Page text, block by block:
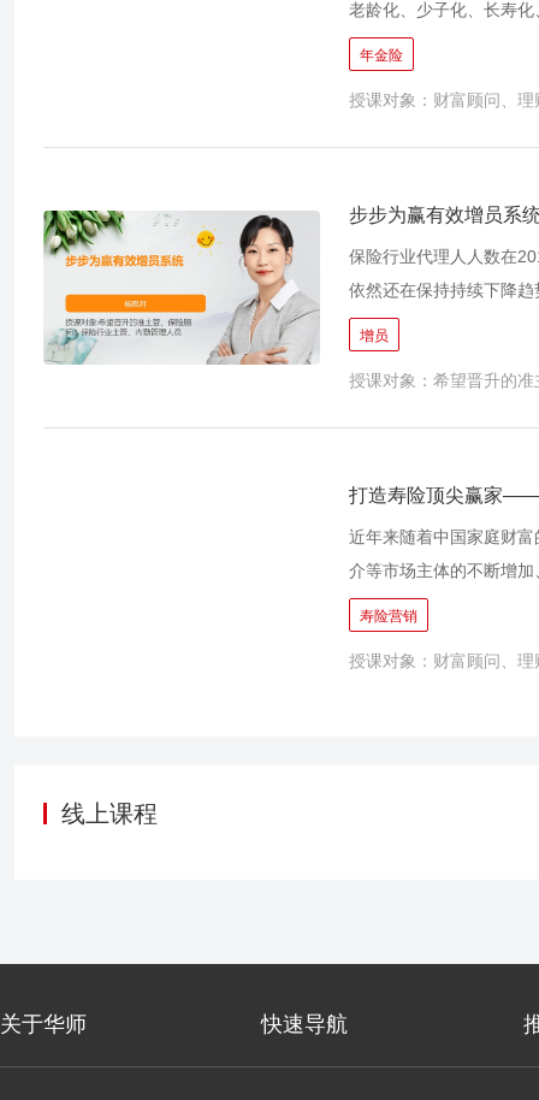
老龄化、少子化、长寿
子女教育、退休养老、
求，年金保险均可提供
年金险的销售，并从中
的介绍，并通过不同的
年金险
授课对象：财富顾问、
步步为赢有效增员系
保险行业代理人人数在
依然还在保持持续下降
以清虚之后如何发展组
是增“人员”难还是增“人
才是行业增员的最佳方
拥有一套有效的增员流
与准增员者双赢的角度
增员
授课对象：希望晋升的
打造寿险顶尖赢家
近年来随着中国家庭财
介等市场主体的不断增
越高。优秀的代理人如
个人的竞争力来持续延
验萃取，同时又结合了
寿险营销
授课对象：财富顾问、
线上课程
关于华师 快速导航